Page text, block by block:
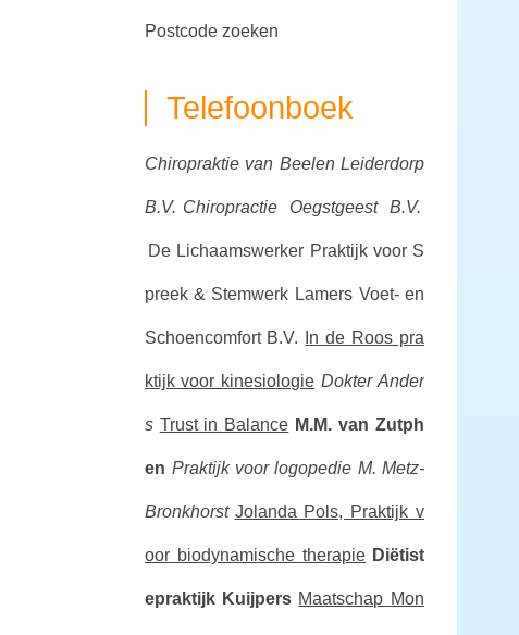
postcode zoeken
Telefoonboek
Chiropraktie van Beelen Leiderdorp
B.V. Chiropractie Oegstgeest B.V.
De Lichaamswerker Praktijk voor S
preek & Stemwerk Lamers Voet- en
Schoencomfort B.V. In de Roos pra
ktijk voor kinesiologie Dokter Ander
s Trust in Balance M.M. van Zutph
en Praktijk voor logopedie M. Metz-
Bronkhorst Jolanda Pols, Praktijk v
oor biodynamische therapie Diëtist
epraktijk Kuijpers Maatschap Mon